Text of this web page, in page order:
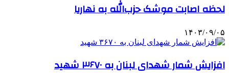
لحظه اصابت موشک حزب‌الله به نهاریا
۱۴۰۳/۰۹/۰۵
افزایش شمار شهدای لبنان به ۳۶۷۰ شهید